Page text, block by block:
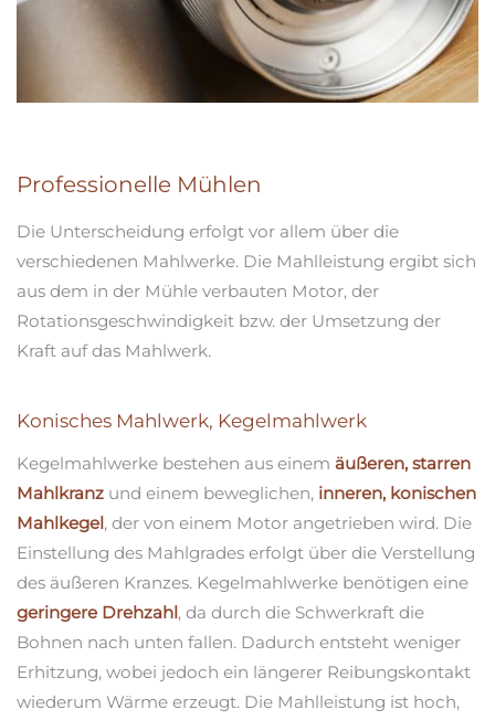
Professionelle Mühlen
Die Unterscheidung erfolgt vor allem über die
verschiedenen Mahlwerke. Die Mahlleistung ergibt sich
aus dem in der Mühle verbauten Motor, der
Rotationsgeschwindigkeit bzw. der Umsetzung der
Kraft auf das Mahlwerk.
Konisches Mahlwerk, Kegelmahlwerk
Kegelmahlwerke bestehen aus einem äußeren, starren
Mahlkranz und einem beweglichen, inneren, konischen
Mahlkegel, der von einem Motor angetrieben wird. Die
Einstellung des Mahlgrades erfolgt über die Verstellung
des äußeren Kranzes. Kegelmahlwerke benötigen eine
geringere Drehzahl, da durch die Schwerkraft die
Bohnen nach unten fallen. Dadurch entsteht weniger
Erhitzung, wobei jedoch ein längerer Reibungskontakt
wiederum Wärme erzeugt. Die Mahlleistung ist hoch,